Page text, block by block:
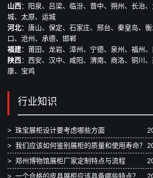
山西：阳泉、吕梁、临汾、晋中、朔州、长治
城、太原、运城
河北：唐山、保定、石家庄、邢台、秦皇岛、
口、沧州、承德、邯郸
福建：莆田、龙岩、漳州、宁德、泉州、福州
陕西：西安、汉中、咸阳、渭南、商洛、铜川
康、宝鸡
行业知识
> 珠宝展柜设计要考虑哪些方面
> 我们应该如何鉴别展柜的质量和使用寿命？
> 郑州博物馆展柜厂家定制特点与流程
> 一个合格的皮具展柜应该具备哪些特点？